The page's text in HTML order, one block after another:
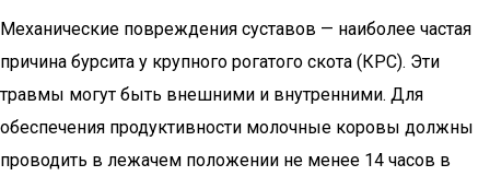
Механические повреждения суставов — наиболее частая
причина бурсита у крупного рогатого скота (КРС). Эти
травмы могут быть внешними и внутренними. Для
обеспечения продуктивности молочные коровы должны
проводить в лежачем положении не менее 14 часов в